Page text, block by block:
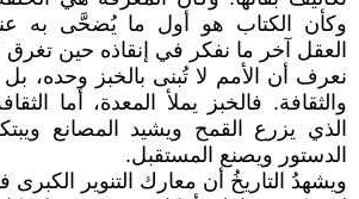
وكأن الكتاب هو أول ما يُضحَّى به
العقل آخر ما نفكر في إنقاذه حين تغرق
نعرف أن الأمم لا تُبنى بالخبز وحده، بل
والثقافة. فالخبز يملأ المعدة، أما
الذي يزرع القمح ويشيد المصانع
الدستور ويصنع المستقبل.
ويشهدُ التاريخُ أن معارك التنوير الكبرى